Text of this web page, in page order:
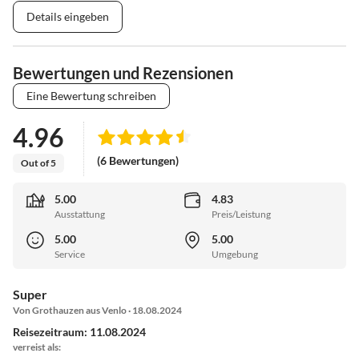
Details eingeben
Bewertungen und Rezensionen
Eine Bewertung schreiben
4.96
Out of 5 (6 Bewertungen)
5.00
Ausstattung
4.83
Preis/Leistung
5.00
Service
5.00
Umgebung
Super
Von Grothauzen aus Venlo · 18.08.2024
Reisezeitraum: 11.08.2024
verreist als: